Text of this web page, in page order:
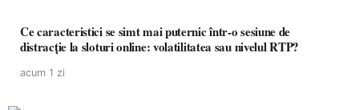
Ce caracteristici se simt mai puternic într-o sesiune de
distracție la sloturi online: volatilitatea sau nivelul RTP?
acum 1 zi